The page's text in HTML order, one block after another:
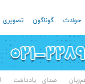
حوادث گوناگون تصویری